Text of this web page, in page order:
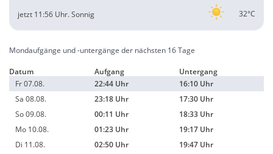
32°C
jetzt 11:56 Uhr.Sonnig
Mondaufgänge und -untergänge der nächsten 16 Tage
Datum Aufgang
Untergang
Fr 07.08.
22:44 Uhr
16:10 Uhr
Sa 08.08.
23:18 Uhr
17:30 Uhr
So 09.08.
00:11 Uhr
18:33 Uhr
Mo 10.08.
01:23 Uhr
19:17 Uhr
Di 11.08.
02:50 Uhr
19:47 Uhr